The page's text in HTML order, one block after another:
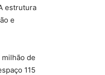
estrutura
e
de
115